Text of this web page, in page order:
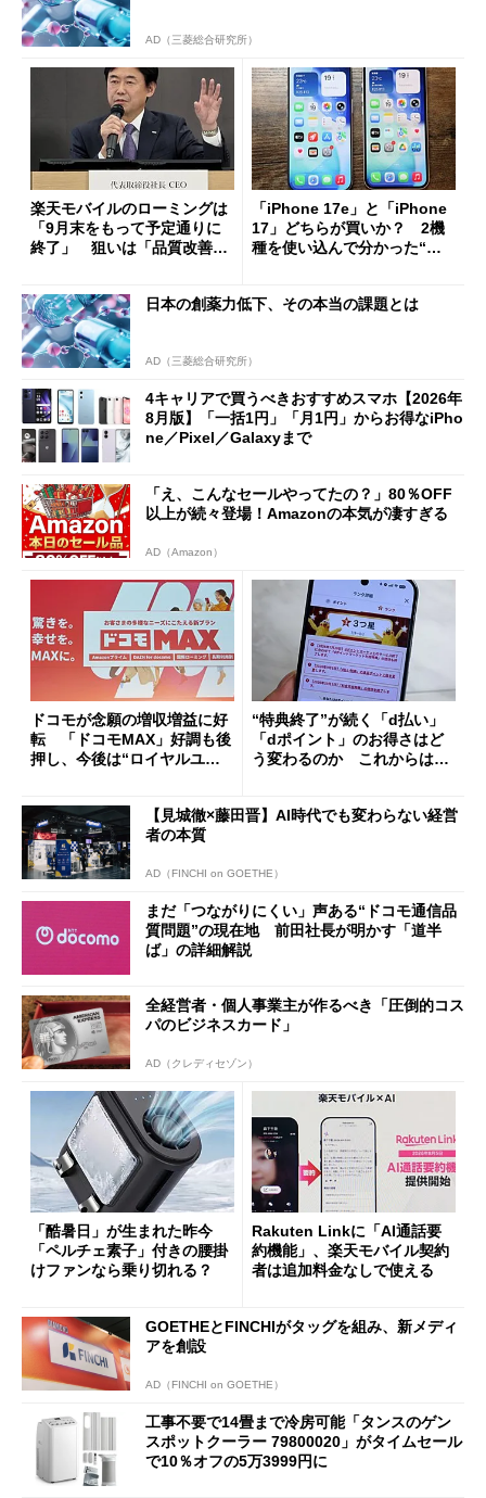
AD（三菱総合研究所）
楽天モバイルのローミングは
「9月末をもって予定通りに
終了」 狙いは「品質改善」
も
「iPhone 17e」と「iPhone
17」どちらが買いか？ 2機
種を使い込んで分かった“ス
日本の創薬力低下、その本当の課題とは
AD（三菱総合研究所）
4キャリアで買うべきおすすめスマホ【2026年
8月版】「一括1円」「月1円」からお得なiPho
ne／Pixel／Galaxyまで
「え、こんなセールやってたの？」80％OFF
以上が続々登場！Amazonの本気が凄すぎる
AD（Amazon）
ドコモが念願の増収増益に好
転 「ドコモMAX」好調も後
押し、今後は“ロイヤルユー
“特典終了”が続く「d払い」
「dポイント」のお得さはど
う変わるのか これからは
【見城徹×藤田晋】AI時代でも変わらない経営
者の本質
AD（FINCHI on GOETHE）
まだ「つながりにくい」声ある“ドコモ通信品
質問題”の現在地 前田社長が明かす「道半
ば」の詳細解説
全経営者・個人事業主が作るべき「圧倒的コス
パのビジネスカード」
AD（クレディセゾン）
「酷暑日」が生まれた昨今
「ペルチェ素子」付きの腰掛
けファンなら乗り切れる？
Rakuten Linkに「AI通話要
約機能」、楽天モバイル契約
者は追加料金なしで使える
GOETHEとFINCHIがタッグを組み、新メディ
アを創設
AD（FINCHI on GOETHE）
工事不要で14畳まで冷房可能「タンスのゲン
スポットクーラー 79800020」がタイムセール
で10％オフの5万3999円に